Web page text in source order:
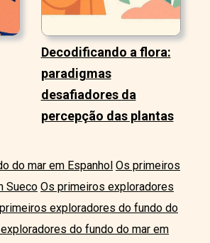
Decodificando a flora:
paradigmas
desafiadores da
percepção das plantas
do mar em Espanhol Os primeiros
Sueco Os primeiros exploradores
exploradores do fundo do
do fundo do mar em